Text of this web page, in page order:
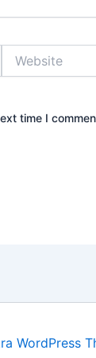
time I
WordPress